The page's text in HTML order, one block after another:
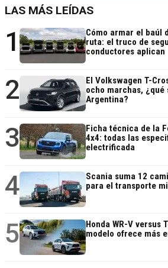
LAS MÁS LEÍDAS
1
Cómo armar el baúl
ruta: el truco de
conductores aplican
2
El Volkswagen T-
ocho marchas,
Argentina?
3
Ficha técnica de la
4x4: todas las
electrificada
4
Scania suma 12
para el transporte
5
Honda WR-V versus
modelo ofrece más